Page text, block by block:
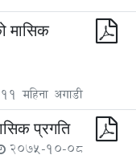
मासिक
11 महिना अगाडी
प्रगति
2075-10-08